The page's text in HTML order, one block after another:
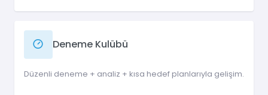
Deneme Kulübü
Düzenli deneme + analiz + kısa hedef planlarıyla gelişim.